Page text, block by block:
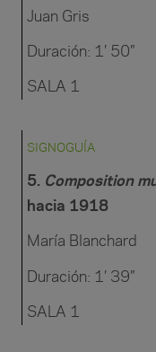
Juan Gris
Duración: 1′ 50″
SALA 1
SIGNOGUÍA
5. Composition
hacia 1918
María Blanchard
Duración: 1′ 39″
SALA 1